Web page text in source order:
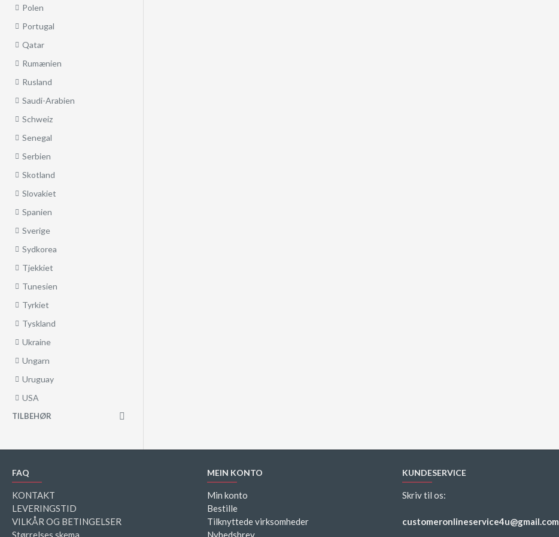
Polen
Portugal
Qatar
Rumænien
Rusland
Saudi-Arabien
Schweiz
Senegal
Serbien
Skotland
Slovakiet
Spanien
Sverige
Sydkorea
Tjekkiet
Tunesien
Tyrkiet
Tyskland
Ukraine
Ungarn
Uruguay
USA
TILBEHØR
FAQ
KONTAKT
LEVERINGSTID
VILKÅR OG BETINGELSER
Størrelses skema
MEIN KONTO
Min konto
Bestille
Tilknyttede virksomheder
Nyhedsbrev
KUNDESERVICE
Skriv til os:
customeronlineservice4u@gmail.com